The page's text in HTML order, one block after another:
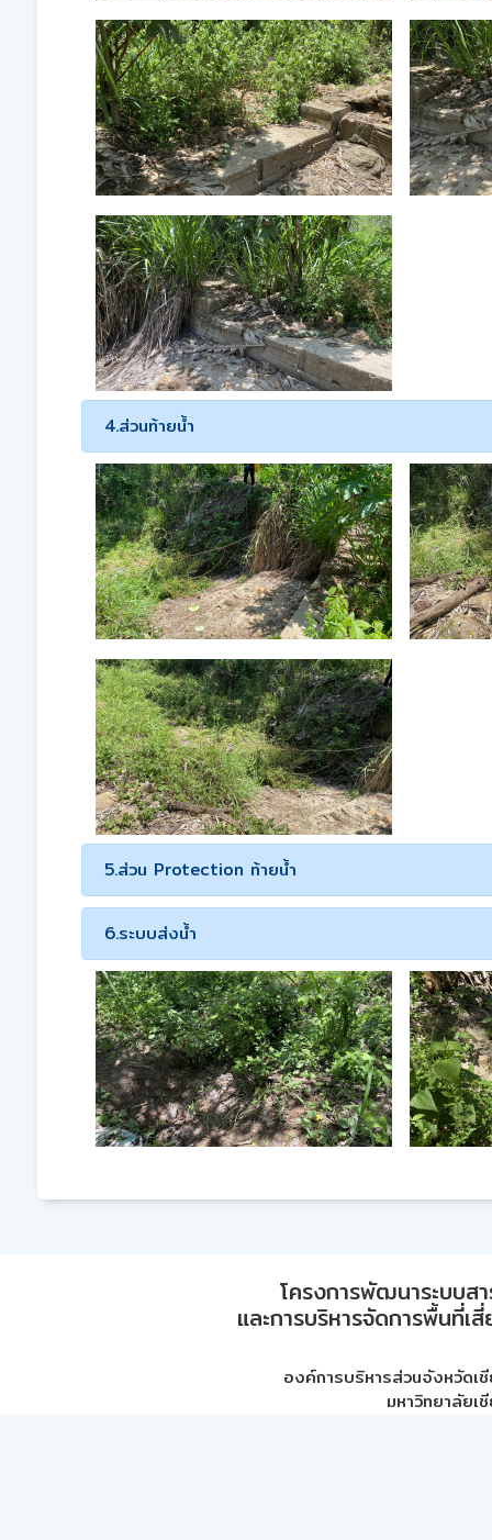
4.ส่วนท้ายน้ำ
5.ส่วน Protection ท้ายน้ำ
6.ระบบส่งน้ำ
โครงการพัฒนาระบบส
และการบริหารจัดการพื้นที่เ
องค์การบริหารส่วนจังหวัดเ
มหาวิทยาลัยเ